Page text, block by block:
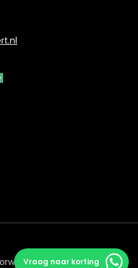
Vraag naar korting